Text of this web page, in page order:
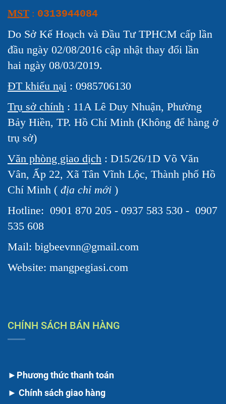
MST : 0313944084
Do Sở Kế Hoạch và Đầu Tư TPHCM cấp lần
đầu ngày 02/08/2016 cập nhật thay đổi lần
hai ngày 08/03/2019.
ĐT khiếu nại : 0985706130
Trụ sở chính : 11A Lê Duy Nhuận, Phường
Bảy Hiền, TP. Hồ Chí Minh (Không để hàng ở
trụ sở)
Văn phòng giao dịch : D15/26/1D Võ Văn
Vân, Ấp 22, Xã Tân Vĩnh Lộc, Thành phố Hồ
Chí Minh ( địa chỉ mới )
Hotline: 0901 870 205 - 0937 583 530 - 0907
535 608
Mail: bigbeevnn@gmail.com
Website: mangpegiasi.com
CHÍNH SÁCH BÁN HÀNG
► Phương thức thanh toán
► Chính sách giao hàng